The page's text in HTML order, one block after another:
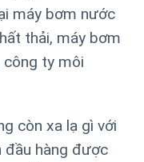
máy bơm nước
thải, máy bơm
công ty môi
còn xa lạ gì với
đầu hàng được